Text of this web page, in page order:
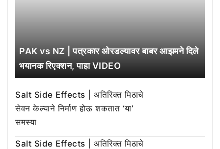
PAK vs NZ | पत्रकार ओरडल्यावर बाबर आझमने दिले
भयानक रिएक्शन, पाहा VIDEO
Salt Side Effects | अतिरिक्त मिठाचे
सेवन केल्याने निर्माण होऊ शकतात ‘या’
समस्या
Salt Side Effects | अतिरिक्त मिठाचे